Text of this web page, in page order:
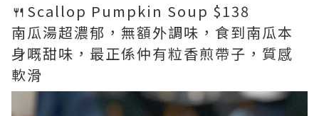
🍴Scallop Pumpkin Soup $138
南瓜湯超濃郁，無額外調味，食到南瓜本
身嘅甜味，最正係仲有粒香煎帶子，質感
軟滑